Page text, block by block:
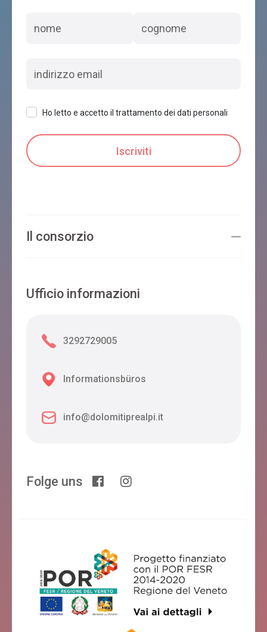
Ho letto e accetto il trattamento dei dati personali
Il consorzio
Ufficio informazioni
3292729005
Informationsbüros
info@dolomitiprealpi.it
Folge uns